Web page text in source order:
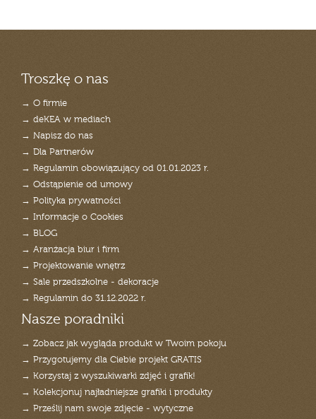
Troszkę o nas
→ O firmie
→ deKEA w mediach
→ Napisz do nas
→ Dla Partnerów
→ Regulamin obowiązujący od 01.01.2023 r.
→ Odstąpienie od umowy
→ Polityka prywatności
→ Informacje o Cookies
→ BLOG
→ Aranżacja biur i firm
→ Projektowanie wnętrz
→ Sale przedszkolne - dekoracje
→ Regulamin do 31.12.2022 r.
Nasze poradniki
→ Zobacz jak wygląda produkt w Twoim pokoju
→ Przygotujemy dla Ciebie projekt GRATIS
→ Korzystaj z wyszukiwarki zdjęć i grafik!
→ Kolekcjonuj najładniejsze grafiki i produkty
→ Prześlij nam swoje zdjęcie - wytyczne